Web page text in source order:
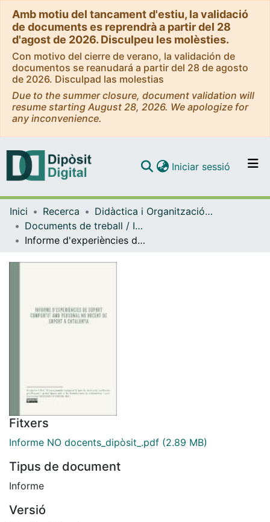
Amb motiu del tancament d'estiu, la validació
de documents es reprendrà a partir del 28
d'agost de 2026. Disculpeu les molèsties.
Con motivo del cierre de verano, la validación de
documentos se reanudará a partir del 28 de agosto
de 2026. Disculpad las molestias
Due to the summer closure, document validation will
resume starting August 28, 2026. We apologize for
any inconvenience.
Navega per tot el DD
Com publicar
Iniciar sessió (current)
Inici Recerca
Didàctica i Organització Educativa
Documents de treball / Informes (Didàctica i Organització Educativa)
Informe d'experiències de suport compartit amb personal no docent de suport a Catalunya
Fitxers
Informe NO docents_dipòsit_.pdf (2.89 MB)
Tipus de document
Informe
Versió